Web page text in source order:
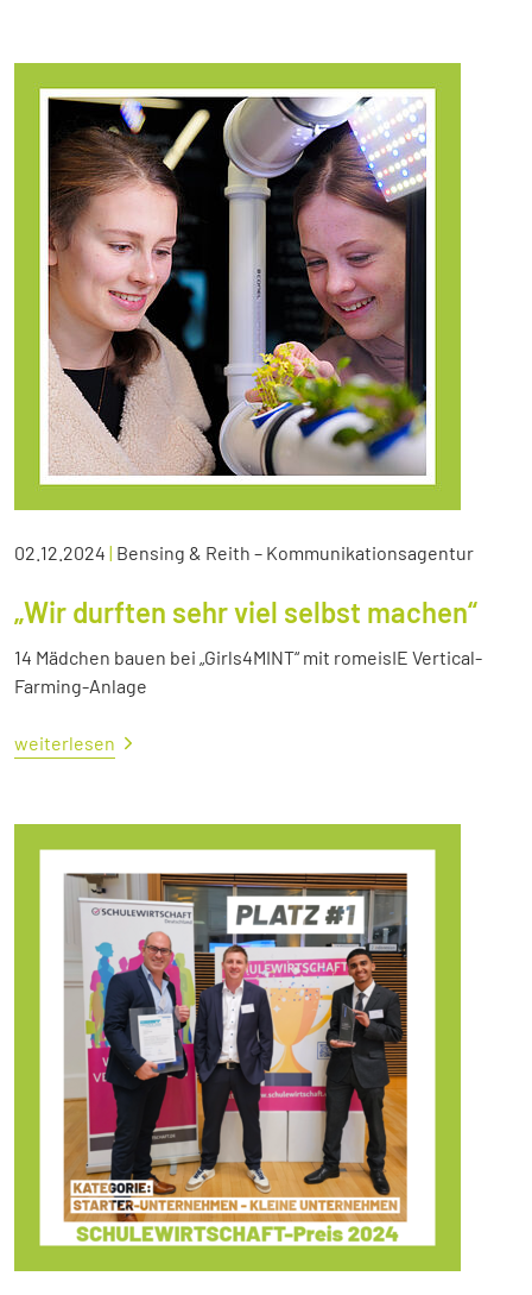
02.12.2024 | Bensing & Reith – Kommunikationsagentur
„Wir durften sehr viel selbst machen“
14 Mädchen bauen bei „Girls4MINT“ mit romeisIE Vertical-
Farming-Anlage
weiterlesen